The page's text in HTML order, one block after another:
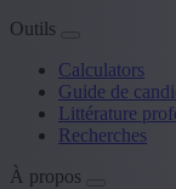
Outils
Calculators
Guide de
Littérature
Recherches
À propos